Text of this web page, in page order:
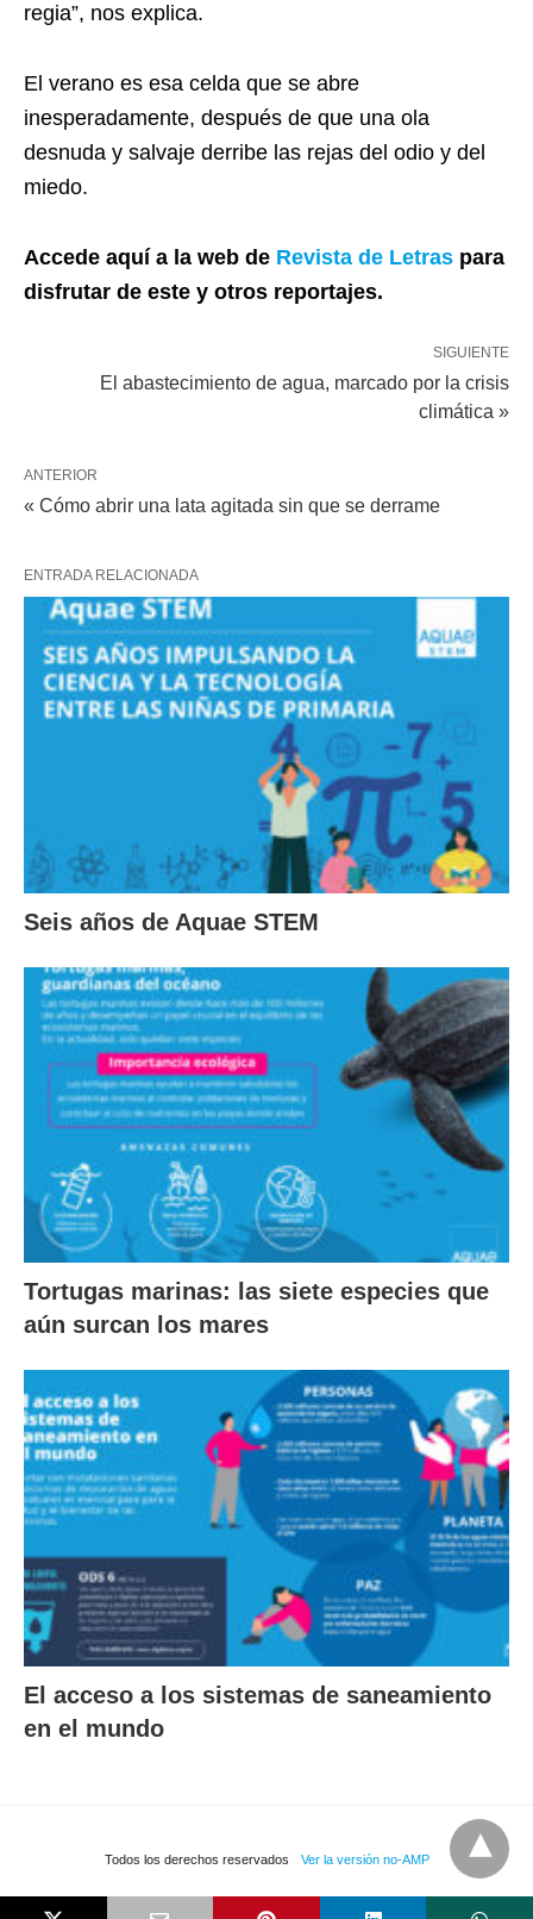
regia”, nos explica.
El verano es esa celda que se abre
inesperadamente, después de que una ola
desnuda y salvaje derribe las rejas del odio y del
miedo.
Accede aquí a la web de Revista de Letras para
disfrutar de este y otros reportajes.
SIGUIENTE
El abastecimiento de agua, marcado por la crisis
climática »
ANTERIOR
« Cómo abrir una lata agitada sin que se derrame
ENTRADA RELACIONADA
Seis años de Aquae STEM
Tortugas marinas: las siete especies que
aún surcan los mares
El acceso a los sistemas de saneamiento
en el mundo
Todos los derechos reservados Ver la versión no-AMP